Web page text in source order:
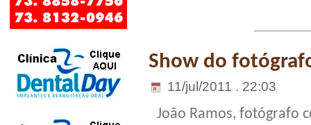
Show do
11/jul/2011 . 22:03
João Ramos, fotógrafo